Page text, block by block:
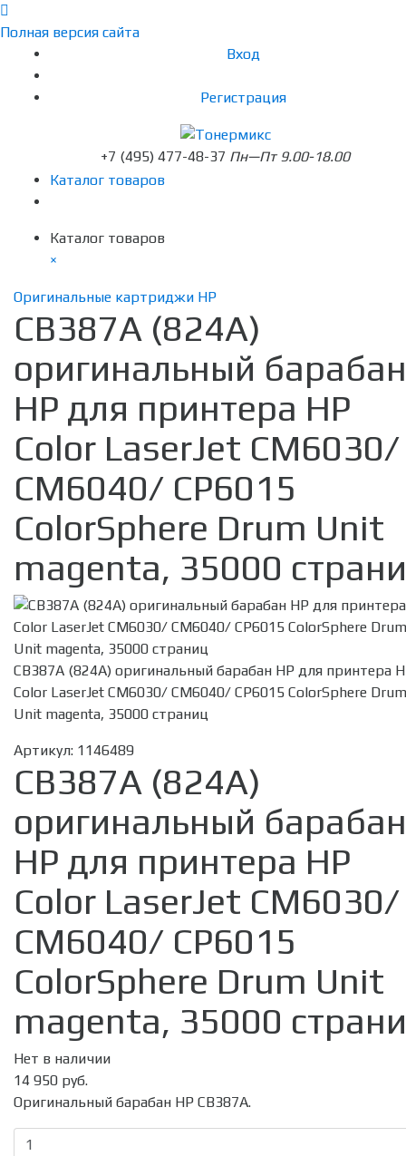
Полная версия сайта
Вход
Регистрация
+7 (495) 477-48-37 Пн—Пт 9.00-18.00
Каталог товаров
Каталог товаров
×
Оригинальные картриджи HP
CB387A (824A)
оригинальный барабан
HP для принтера HP
Color LaserJet CM6030/
CM6040/ CP6015
ColorSphere Drum Unit
magenta, 35000
CB387A (824A) оригинальный барабан HP для принтера
Color LaserJet CM6030/ CM6040/ CP6015 ColorSphere Drum
Unit magenta, 35000 страниц
Артикул: 1146489
CB387A (824A)
оригинальный барабан
HP для принтера HP
Color LaserJet CM6030/
CM6040/ CP6015
ColorSphere Drum Unit
magenta, 35000
Нет в наличии
14 950 руб.
Оригинальный барабан HP CB387A.